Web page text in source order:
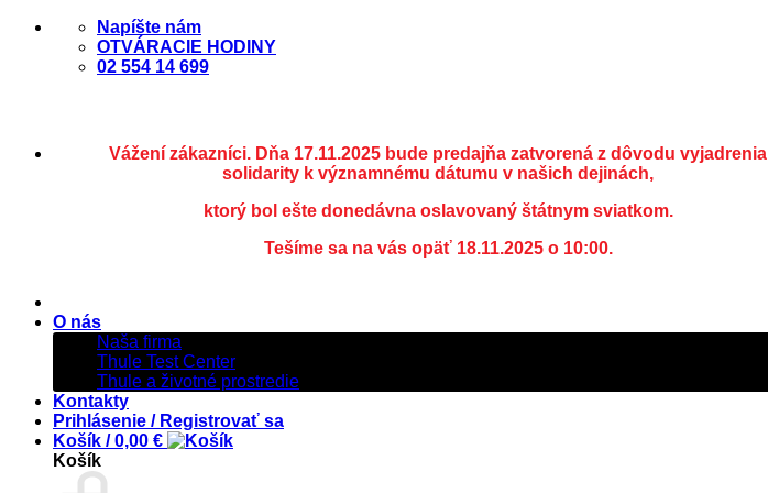
Skip
Napíšte nám
OTVÁRACIE HODINY
02 554 14 699
Vážení zákazníci. Dňa 17.11.2025 bude predajňa zatvorená z dôvodu vyjadrenia
solidarity k významnému dátumu v našich dejinách,
ktorý bol ešte donedávna oslavovaný štátnym sviatkom.
Tešíme sa na vás opäť 18.11.2025 o 10:00.
O nás
Naša firma
Thule Test Center
Thule a životné prostredie
Kontakty
Prihlásenie / Registrovať sa
Košík /0,00 €
Košík